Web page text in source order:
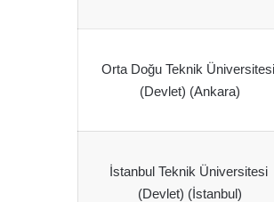
Orta Doğu Teknik Üniversitesi
(Devlet) (Ankara)
İstanbul Teknik Üniversitesi
(Devlet) (İstanbul)